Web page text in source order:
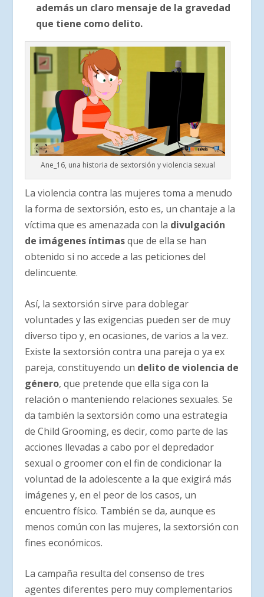
además un claro mensaje de la gravedad
que tiene como delito.
Ane_16, una historia de sextorsión y violencia sexual
La violencia contra las mujeres toma a menudo
la forma de sextorsión, esto es, un chantaje a la
víctima que es amenazada con la divulgación
de imágenes íntimasque de ella se han
obtenido si no accede a las peticiones del
delincuente.
Así, la sextorsión sirve para doblegar
voluntades y las exigencias pueden ser de muy
diverso tipo y, en ocasiones, de varios a la vez.
Existe la sextorsión contra una pareja o ya ex
pareja, constituyendo un delito de violencia de
género, que pretende que ella siga con la
relación o manteniendo relaciones sexuales. Se
da también la sextorsión como una estrategia
de Child Grooming, es decir, como parte de las
acciones llevadas a cabo por el depredador
sexual o groomer con el fin de condicionar la
voluntad de la adolescente a la que exigirá más
imágenes y, en el peor de los casos, un
encuentro físico. También se da, aunque es
menos común con las mujeres, la sextorsión con
fines económicos.
La campaña resulta del consenso de tres
agentes diferentes pero muy complementarios